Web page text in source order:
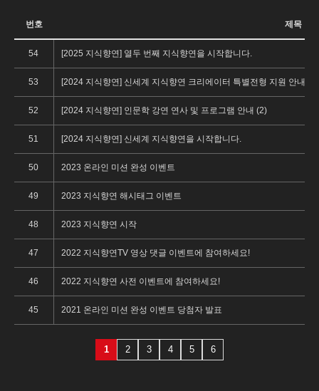
번호 제목
54 [2025 지식향연] 열두 번째 지식향연을 시작합니다.
53 [2024 지식향연] 신세계 지식향연 크리에이터 특별전형 지원 안내 (1)
52 [2024 지식향연] 인문학 강연 연사 및 프로그램 안내 (2)
51 [2024 지식향연] 신세계 지식향연을 시작합니다.
50 2023 온라인 미션 완성 이벤트
49 2023 지식향연 해시태그 이벤트
48 2023 지식향연 시작
47 2022 지식향연TV 영상 댓글 이벤트에 참여하세요!
46 2022 지식향연 사전 이벤트에 참여하세요!
45 2021 온라인 미션 완성 이벤트 당첨자 발표
1 2 3 4 5 6